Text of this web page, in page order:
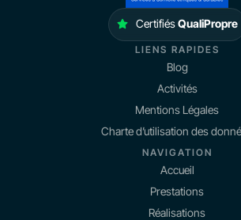
CertifiésQualiPropre
LIENS RAPIDES
Blog
Activités
Mentions Légales
Charte d’utilisation des
NAVIGATION
Accueil
Prestations
Réalisations